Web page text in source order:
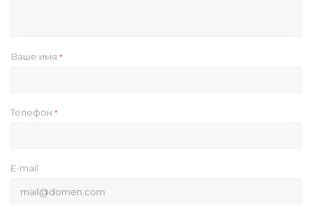
Ваше имя *
Телефон *
E-mail